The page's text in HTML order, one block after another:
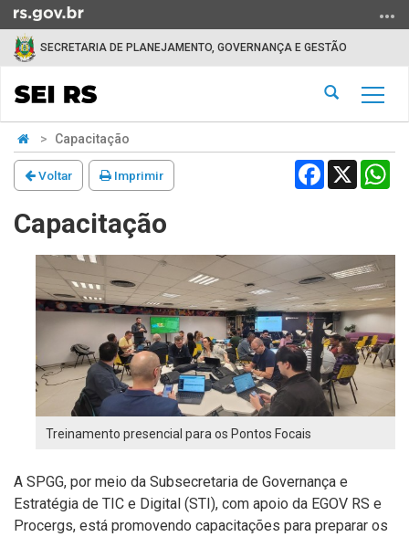
para
para
menu
busca
SECRETARIA DE PLANEJAMENTO, GOVERNANÇA E GESTÃO
a
Abrir
Início
do
conteúdo
Capacitação
Voltar Imprimir Facebook
X
Capacitação
Treinamento presencial para os Pontos Focais
A SPGG, por meio da Subsecretaria de Governança e
Estratégia de TIC e Digital (STI), com apoio da EGOV RS e
Procergs, está promovendo capacitações para preparar os